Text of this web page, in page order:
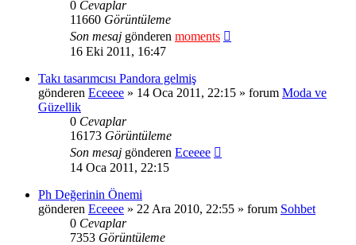
0 Cevaplar
11660 Görüntüleme
Son mesaj gönderen moments
16 Eki 2011, 16:47
Takı tasarımcısı Pandora gelmiş
gönderen Eceeee » 14 Oca 2011, 22:15 » forum Moda ve
Güzellik
0 Cevaplar
16173 Görüntüleme
Son mesaj gönderen Eceeee
14 Oca 2011, 22:15
Ph Değerinin Önemi
gönderen Eceeee » 22 Ara 2010, 22:55 » forum Sohbet
0 Cevaplar
7353 Görüntüleme